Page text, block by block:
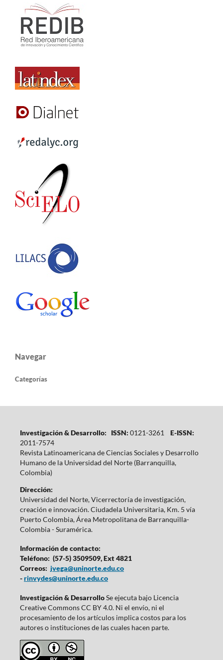
Navegar
Categorías
Investigación & Desarrollo: ISSN: 0121-3261
E-ISSN:
2011-7574
Revista Latinoamericana de Ciencias Sociales y Desarrollo
Humano de la Universidad del Norte (Barranquilla,
Colombia)
Dirección:
Universidad del Norte, Vicerrectoría de investigación,
creación e innovación. Ciudadela Universitaria, Km. 5 vía
Puerto Colombia, Área Metropolitana de Barranquilla-
Colombia - Suramérica.
Información de contacto:
Teléfono: (57-5) 3509509, Ext 4821
Correos: jvega@uninorte.edu.co
-rinvydes@uninorte.edu.co
Investigación & DesarrolloSe ejecuta bajo Licencia
Creative Commons CC BY 4.0. Ni el envío, ni el
procesamiento de los artículos implica costos para los
autores o instituciones de las cuales hacen parte.